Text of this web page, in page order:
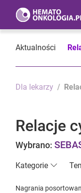
Aktualności
Dla lekarzy
Relacje
Wybrano:
Kategorie
Nagrania